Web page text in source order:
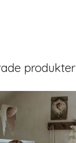
produkter